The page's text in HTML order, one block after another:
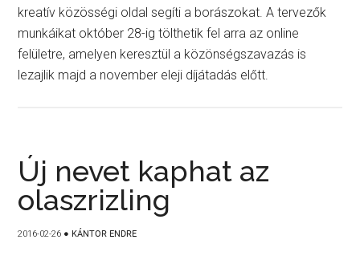
kreatív közösségi oldal segíti a borászokat. A tervezők
munkáikat október 28-ig tölthetik fel arra az online
felületre, amelyen keresztül a közönségszavazás is
lezajlik majd a november eleji díjátadás előtt.
Új nevet kaphat az
olaszrizling
2016-02-26 ● KÁNTOR ENDRE